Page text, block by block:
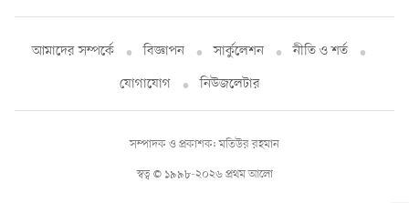
আমাদের সম্পর্কে বিজ্ঞাপন সার্কুলেশন
নীতি ও শর্ত
যোগাযোগ
নিউজলেটার
স্বত্ব © ১৯৯৮-২০২৬ প্রথম আলো
সম্পাদক ও প্রকাশক: মতিউর রহমান